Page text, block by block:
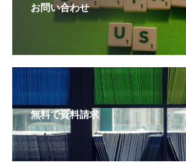
お問い合わせ
無料で資料請求